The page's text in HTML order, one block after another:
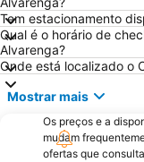
Praia da Aguda
Hotel Solverde Beach
da Madalena
Mercado do Bolhão
Palacio do Freixo
Montebelo Golfe
Tem estacionamento
Qual é o horário de
Alvarenga?
Onde está localizado o
Mostrar mais
Os preços e a
mudam
ofertas que